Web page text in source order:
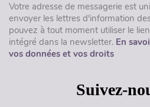
Votre adresse de messagerie est
envoyer les lettres d'information
pouvez à tout moment utiliser le
intégré dans la newsletter. En
vos données et vos droits
Suivez-